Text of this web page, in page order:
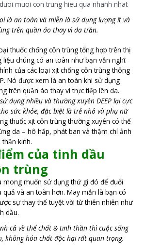
là an toàn và miễn là sử dụng lượng ít và
trên quần áo thay vì da trần.
thuốc chống côn trùng tổng hợp trên thị
chúng có an toàn như bạn vẫn nghĩ.
của các loại xịt chống côn trùng thông
Nó được xem là an toàn khi sử dụng
trên quần áo thay vì trực tiếp lên da.
dụng nhiều và thường xuyên DEEP lại cực
sức khỏe, đặc biệt là trẻ nhỏ và phụ nữ
thuốc xịt côn trùng thường xuyên có thể
da – hô hấp, phát ban và thậm chí ảnh
kinh.
của tinh dầu
trùng
mong muốn sử dụng thứ gì đó để đuổi
quả và an toàn hơn. May mắn là bạn có
sự thay thế tuyệt vời từ thiên nhiên như
dầu.
cả về thể chất & tinh thần thì cuộc sống
không hóa chất độc hại rất quan trọng.